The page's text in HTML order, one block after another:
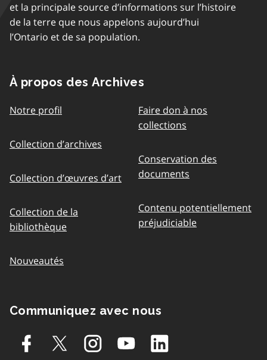
et la principale source d’informations sur l’histoire
de la terre que nous appelons aujourd’hui
l’Ontario et de sa population.
À propos des Archives
Notre profil
Collection d’archives
Collection d’œuvres d’art
Collection de la
bibliothèque
Nouveautés
Faire don à nos
collections
Conservation des
documents
Contenu potentiellement
préjudiciable
Communiquez avec nous